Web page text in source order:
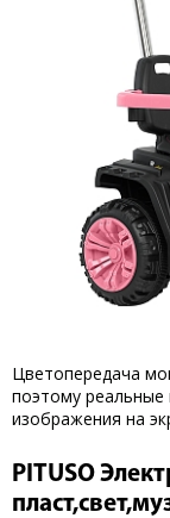
Цветопередача
поэтому реальные
изображения на
PITUSO